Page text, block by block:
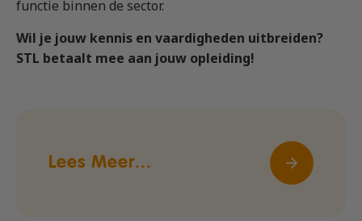
functie binnen de sector.
Wil je jouw kennis en vaardigheden uitbreiden?
STL betaalt mee aan jouw opleiding!
Lees Meer...